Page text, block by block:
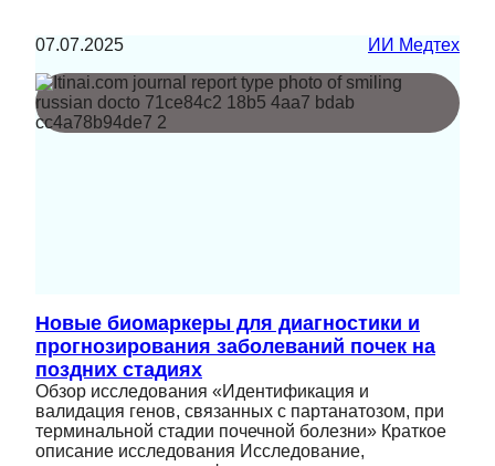
07.07.2025 ИИ Медтех
Новые биомаркеры для диагностики и
прогнозирования заболеваний почек на
поздних стадиях
Обзор исследования «Идентификация и
валидация генов, связанных с партанатозом, при
терминальной стадии почечной болезни» Краткое
описание исследования Исследование,